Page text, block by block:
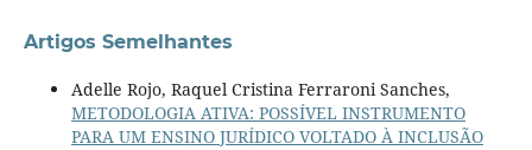
Artigos Semelhantes
Adelle Rojo, Raquel Cristina Ferraroni Sanches,
METODOLOGIA ATIVA: POSSÍVEL INSTRUMENTO
PARA UM ENSINO JURÍDICO VOLTADO À INCLUSÃO